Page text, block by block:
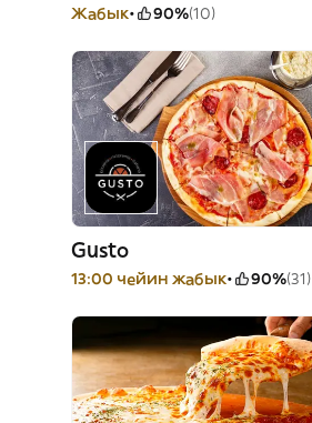
Жабык 90%(10)
Gusto
13:00 чейин жабык 90%(31)